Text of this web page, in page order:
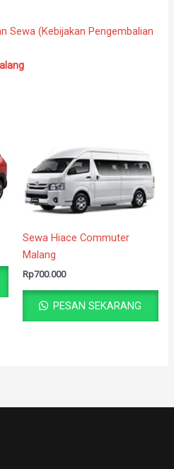
Sewa (Kebijakan Pengembalian
Sewa Hiace Commuter
Malang
Rp700.000
PESAN SEKARANG